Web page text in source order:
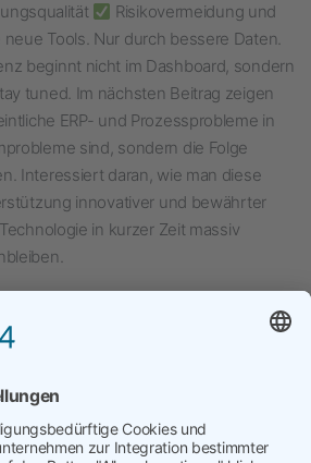
Risikovermeidung und
Tools. Nur durch bessere Daten.
beginnt nicht im Dashboard, sondern
tuned. Im nächsten Beitrag zeigen
ERP- und Prozessprobleme in
sind, sondern die Folge
Interessiert daran, wie man diese
innovativer und bewährter
in kurzer Zeit massiv
,Lokationsdaten,
Stammdaten